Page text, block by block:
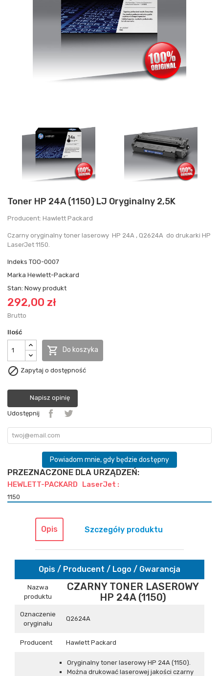
Toner HP 24A (1150) LJ Oryginalny 2,5K
Producent: Hawlett Packard
Czarny oryginalny toner laserowy HP 24A , Q2624A do drukarki HP
LaserJet 1150.
Indeks TOO-0007
Marka Hewlett-Packard
Stan: Nowy produkt
292,00 zł
Brutto
Ilość
 Do koszyka
 Zapytaj o dostępność
Napisz opinię
Udostępnij
Powiadom mnie, gdy będzie dostępny
PRZEZNACZONE DLA URZĄDZEŃ:
HEWLETT-PACKARD LaserJet :
1150
Opis Szczegóły produktu
Opis / Producent / Logo / Gwarancja
Nazwa
produktu
CZARNY TONER LASEROWY
HP 24A (1150)
Oznaczenie
oryginału
Q2624A
Producent Hawlett Packard
Oryginalny toner laserowy HP 24A (1150).
Można drukować laserowej jakości czarny